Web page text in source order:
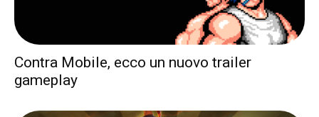
Contra Mobile, ecco un nuovo trailer
gameplay